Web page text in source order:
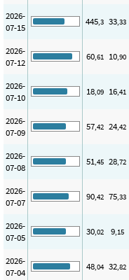
2026-
07-15
445,3 33,33
2026-
07-12
60,61 10,90
2026-
07-10
18,09 16,41
2026-
07-09
57,42 24,42
2026-
07-08
51,45 28,72
2026-
07-07
90,42 75,33
2026-
07-05
30,02 9,15
2026-
07-04
48,04 32,82